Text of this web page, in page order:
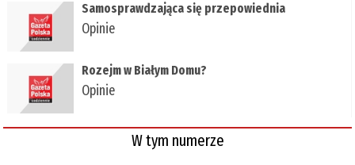
Samosprawdzająca się przepowiednia
Opinie
Rozejm w Białym Domu?
Opinie
W tym numerze